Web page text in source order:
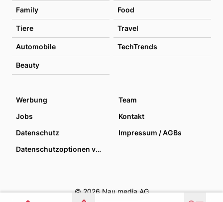
Family Food
Tiere Travel
Automobile TechTrends
Beauty
Werbung
Team
Jobs
Kontakt
Datenschutz
Impressum / AGBs
Datenschutzoptionen verwalten
© 2026 Nau media AG